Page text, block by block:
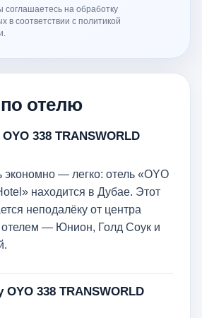
на обработку
в соответствии с политикой
отелю
338 TRANSWORLD
экономно — легко: отель «OYO
находится в Дубае. Этот
неподалёку от центра
отелем — Юнион, Голд Соук и
338 TRANSWORLD